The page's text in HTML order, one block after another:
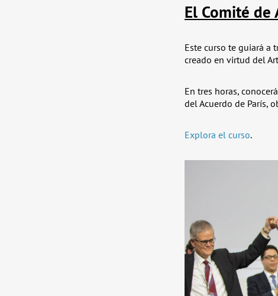
El Comité de
Este curso te guiará a
creado en virtud del
En tres horas,
del Acuerdo de París,
Explora el curso.